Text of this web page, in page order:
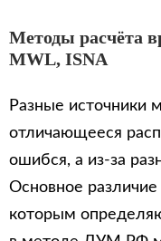
Методы расчёта
MWL, ISNA
Разные источники
отличающееся
ошибся, а из-за
Основное
которым